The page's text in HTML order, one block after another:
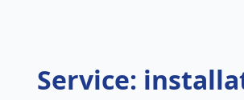
Service: